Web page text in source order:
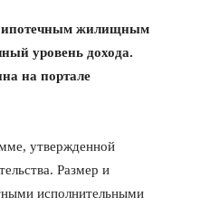
ипотечным жилищным
уровень дохода.
на портале
утвержденной
Размер и
исполнительными